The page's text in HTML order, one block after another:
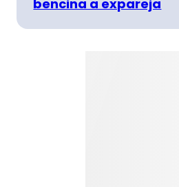
bencina a expareja